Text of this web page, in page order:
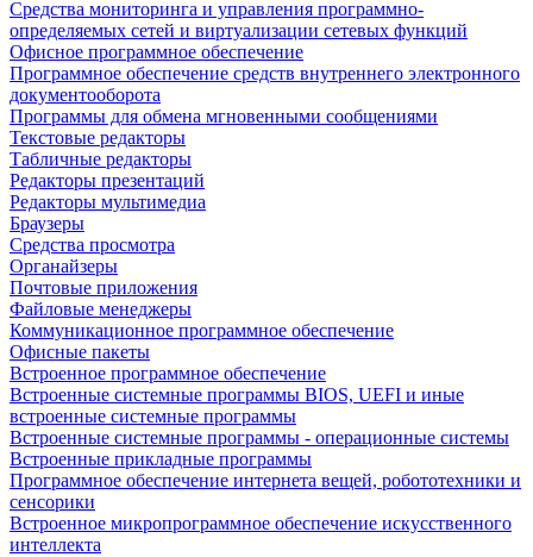
Средства мониторинга и управления программно-
определяемых сетей и виртуализации сетевых функций
Офисное программное обеспечение
Программное обеспечение средств внутреннего электронного
документооборота
Программы для обмена мгновенными сообщениями
Текстовые редакторы
Табличные редакторы
Редакторы презентаций
Редакторы мультимедиа
Браузеры
Средства просмотра
Органайзеры
Почтовые приложения
Файловые менеджеры
Коммуникационное программное обеспечение
Офисные пакеты
Встроенное программное обеспечение
Встроенные системные программы BIOS, UEFI и иные
встроенные системные программы
Встроенные системные программы - операционные системы
Встроенные прикладные программы
Программное обеспечение интернета вещей, робототехники и
сенсорики
Встроенное микропрограммное обеспечение искусственного
интеллекта